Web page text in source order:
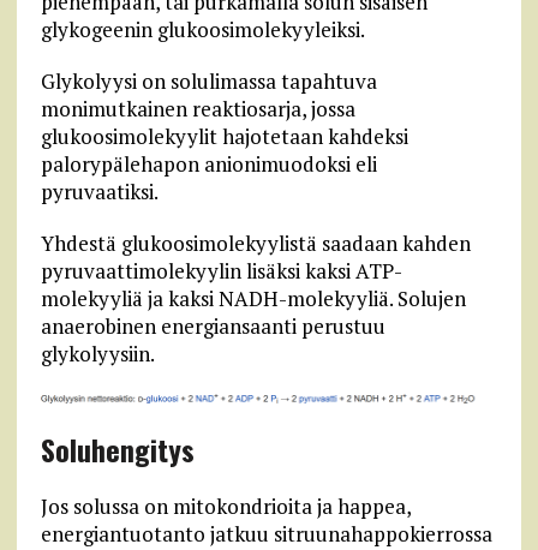
glykogeenin glukoosimolekyyleiksi.
Glykolyysi on solulimassa tapahtuva
monimutkainen reaktiosarja, jossa
glukoosimolekyylit hajotetaan kahdeksi
palorypälehapon anionimuodoksi eli
pyruvaatiksi.
Yhdestä glukoosimolekyylistä saadaan kahden
pyruvaattimolekyylin lisäksi kaksi ATP-
molekyyliä ja kaksi NADH-molekyyliä. Solujen
anaerobinen energiansaanti perustuu
glykolyysiin.
Soluhengitys
Jos solussa on mitokondrioita ja happea,
energiantuotanto jatkuu sitruunahappokierrossa